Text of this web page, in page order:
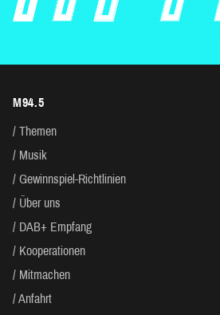
M94.5
Themen
Musik
Gewinnspiel-Richtlinien
Über uns
DAB+ Empfang
Kooperationen
Mitmachen
Anfahrt